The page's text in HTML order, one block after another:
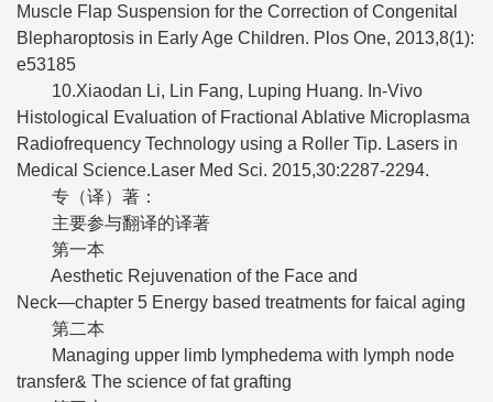
Muscle Flap Suspension for the Correction of Congenital
Blepharoptosis in Early Age Children. Plos One, 2013,8(1):
e53185
10.Xiaodan Li, Lin Fang, Luping Huang. In-Vivo
Histological Evaluation of Fractional Ablative Microplasma
Radiofrequency Technology using a Roller Tip. Lasers in
Medical Science.Laser Med Sci. 2015,30:2287-2294.
专（译）著：
主要参与翻译的译著
第一本
Aesthetic Rejuvenation of the Face and
Neck―chapter 5 Energy based treatments for faical aging
第二本
Managing upper limb lymphedema with lymph node
transfer& The science of fat grafting